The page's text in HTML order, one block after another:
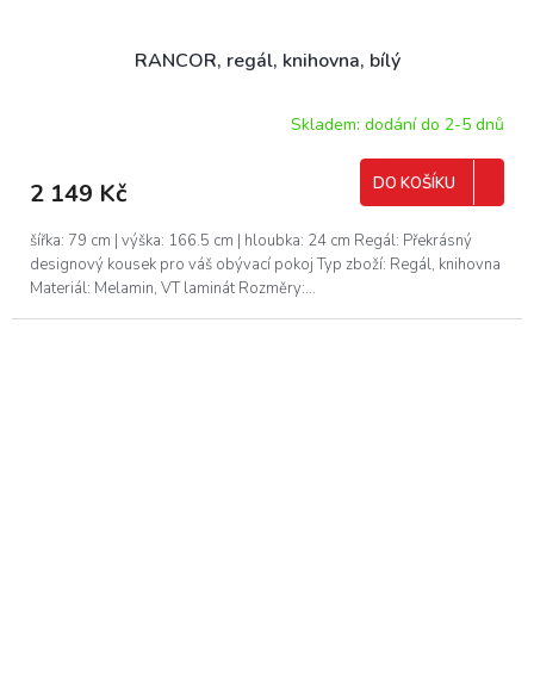
RANCOR, regál, knihovna, bílý
Skladem: dodání do 2-5 dnů
2 149 Kč DO KOŠÍKU
šířka: 79 cm | výška: 166.5 cm | hloubka: 24 cm Regál: Překrásný
designový kousek pro váš obývací pokoj Typ zboží: Regál, knihovna
Materiál: Melamin, VT laminát Rozměry:...